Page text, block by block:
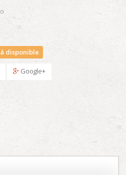
disponible
Google+